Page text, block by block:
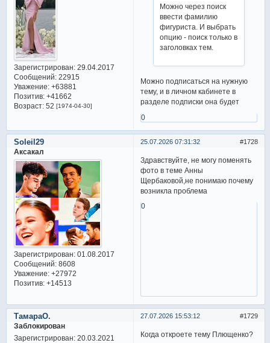
Зарегистрирован: 29.04.2017
Сообщений:22915
Уважение: +63881
Позитив: +41662
Возраст:52 [1974-04-30]
Можно через поиск
ввести фамилию
фигуриста. И выбрать
опцию - поиск только в
заголовках тем.
Можно подписаться на нужную
тему, и в личном кабинете в
разделе подписки она будет
0
1728
25.07.2026 07:31:32
Soleil29
Аксакал
Зарегистрирован: 01.08.2017
Сообщений:8608
Уважение: +27972
Позитив: +14513
Здравствуйте, не могу поменять
фото в теме Анны
Щербаковой,не понимаю почему
возникла проблема
0
1729
27.07.2026 15:53:12
ТамараО.
Заблокирован
Зарегистрирован: 20.03.2021
Когда откроете тему Плющенко?